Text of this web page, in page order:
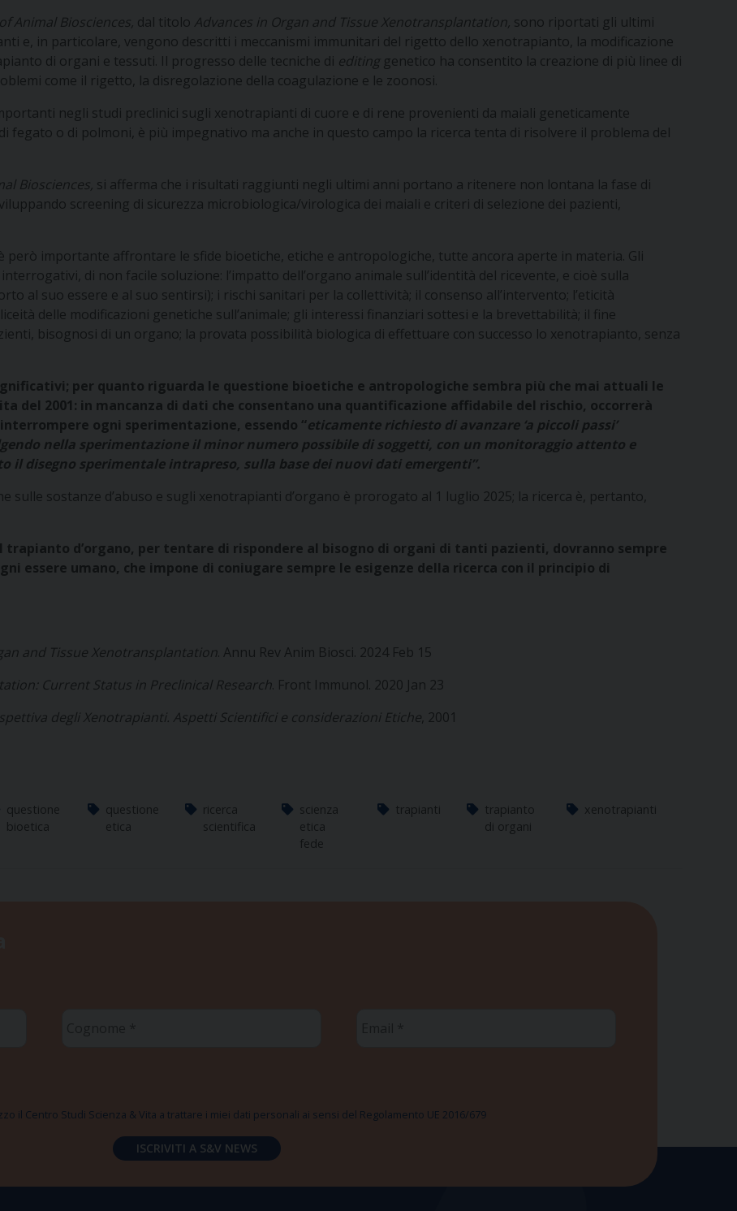
Animal Biosciences, dal titolo Advances in Organ and Tissue Xenotransplantation, sono riportati gli ultimi
e, in particolare, vengono descritti i meccanismi immunitari del rigetto dello xenotrapianto, la modificazione
di organi e tessuti. Il progresso delle tecniche di editing genetico ha consentito la creazione di più linee di
come il rigetto, la disregolazione della coagulazione e le zoonosi.
negli studi preclinici sugli xenotrapianti di cuore e di rene provenienti da maiali geneticamente
fegato o di polmoni, è più impegnativo ma anche in questo campo la ricerca tenta di risolvere il problema del
Biosciences, si afferma che i risultati raggiunti negli ultimi anni portano a ritenere non lontana la fase di
screening di sicurezza microbiologica/virologica dei maiali e criteri di selezione dei pazienti,
importante affrontare le sfide bioetiche, etiche e antropologiche, tutte ancora aperte in materia. Gli
di non facile soluzione: l’impatto dell’organo animale sull’identità del ricevente, e cioè sulla
al suo essere e al suo sentirsi); i rischi sanitari per la collettività; il consenso all’intervento; l’eticità
delle modificazioni genetiche sull’animale; gli interessi finanziari sottesi e la brevettabilità; il fine
bisognosi di un organo; la provata possibilità biologica di effettuare con successo lo xenotrapianto, senza
per quanto riguarda le questione bioetiche e antropologiche sembra più che mai attuali le
del 2001: in mancanza di dati che consentano una quantificazione affidabile del rischio, occorrerà
ogni sperimentazione, essendo “eticamente richiesto di avanzare ‘a piccoli passi’
nella sperimentazione il minor numero possibile di soggetti, con un monitoraggio attento e
disegno sperimentale intrapreso, sulla base dei nuovi dati emergenti”.
sulle sostanze d’abuso e sugli xenotrapianti d’organo è prorogato al 1 luglio 2025; la ricerca è, pertanto,
d’organo, per tentare di rispondere al bisogno di organi di tanti pazienti, dovranno sempre
essere umano, che impone di coniugare sempre le esigenze della ricerca con il principio di
and Tissue Xenotransplantation. Annu Rev Anim Biosci. 2024 Feb 15
Current Status in Preclinical Research. Front Immunol. 2020 Jan 23
degli Xenotrapianti. Aspetti Scientifici e considerazioni Etiche , 2001
questione
bioetica
questione
etica
ricerca
scientifica
scienza
etica
fede
trapianti
trapianto
di organi
xenotrapianti
il Centro Studi Scienza & Vita a trattare i miei dati personali ai sensi del Regolamento UE 2016/679